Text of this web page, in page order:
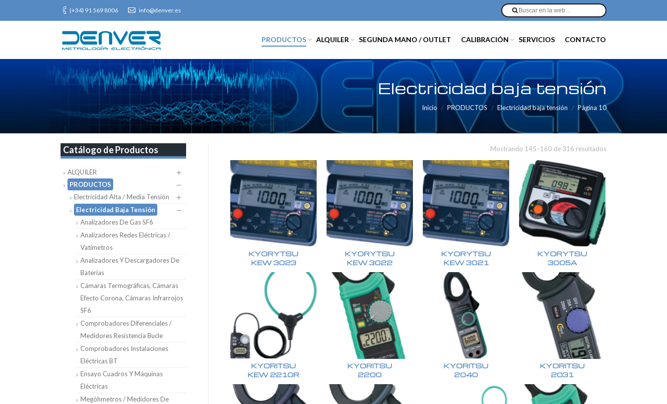
(+34) 91 569 8006 info@denver.es
PRODUCTOS ALQUILER SEGUNDA MANO / OUTLET CALIBRACIÓN SERVICIOS CONTACTO
Electricidad baja tensión
Inicio PRODUCTOS Electricidad baja tensión Página 10
Mostrando 145–160 de 316 resultados
KYORYTSU
KEW 3023
KYORYTSU
KEW 3022
KYORYTSU
KEW 3021
KYORYTSU
3005A
KYORITSU
KEW 2210R
KYORITSU
2200
KYORITSU
2040
KYORITSU
2031
Catálogo de Productos
ALQUILER
PRODUCTOS
Electricidad Alta / Media Tensión
Electricidad Baja Tensión
Analizadores De Gas SF6
Analizadores Redes Eléctricas /
Vatímetros
Analizadores Y Descargadores De
Baterias
Cámaras Termográficas, Cámaras
Efecto Corona, Cámaras Infrarrojos
SF6
Comprobadores Diferenciales /
Medidores Resistencia Bucle
Comprobadores Instalaciones
Eléctricas BT
Ensayo Cuadros Y Máquinas
Eléctricas
Megóhmetros / Medidores De